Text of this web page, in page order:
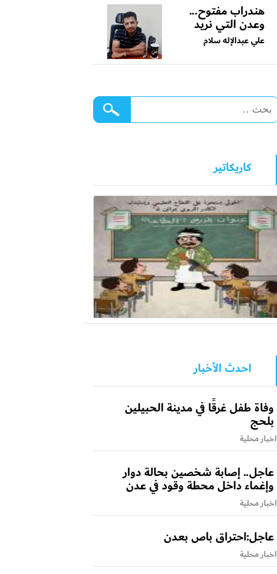
هندراب مفتوح...
وعدن التي نريد
علي عبدالإله سلام
كاريكاتير
احدث الأخبار
وفاة طفل غرقًا في مدينة الحبيلين
بلحج
اخبار محلية
عاجل.. إصابة شخصين بحالة دوار
وإغماء داخل محطة وقود في عدن
اخبار محلية
عاجل:احتراق باص بعدن
اخبار محلية